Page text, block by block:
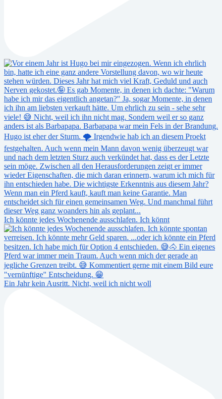
Ich könnte jedes Wochenende ausschlafen. Ich könnt
Ein Jahr kein Ausritt. Nicht, weil ich nicht woll